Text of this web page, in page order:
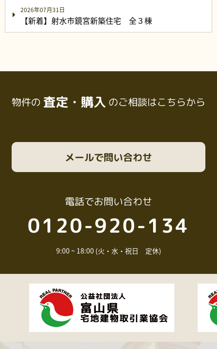
2026年07月31日
【新着】射水市鏡宮新築住宅 全３棟
物件の 査定・購入 のご相談はこちらから
電話でお問い合わせ
0120-920-134
9:00 ~ 18:00 (火・水・祝日 定休)
メールで問い合わせ